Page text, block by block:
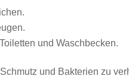
und Waschbecken.
und Bakterien zu